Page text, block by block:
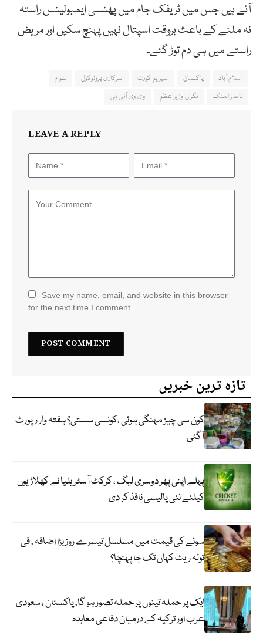
آئے ہیں جس میں ٹریفک جام میں پھنسی ایمبولینس راستہ
نہ ملنے کے باعث بروقت اسپتال نہیں پہنچ سکیں اور مریض
راستے میں ہی دم توڑ گئے۔
اسلام آباد پاکستان سپریم کورٹ سرکاری پروٹوکول
عوام
ناصرالملک
نگراں وزیراعظم وی وی آئی پی
LEAVE A REPLY
Save my name, email, and website in this browser
for the next time I comment.
تازہ ترین خبریں
کون سی چیز مہنگی ہوئی ،کونسی سستی؟ ہفتہ وار رپورٹ
آگئی
پہلے اپنی پھر دوسری لیگ ، کرکٹ آسٹریلیا نے کھلاڑیوں
کیلئے نئی پالیسی نافذ کر دی
سونے کی قیمت میں مسلسل تیسرے روز بڑا اضافہ ، فی
تولہ ریٹ کہاں تک جا پہنچا؟
ایک پر حملہ تینوں پر حملہ تصور ہو گا، پاکستان ، سعودی
عرب اور ترکیہ کے درمیان دفاعی معاہدہ